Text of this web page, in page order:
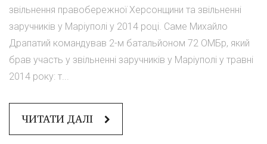
звільнення правобережної Херсонщини та звільненні
заручників у Маріуполі у 2014 році. Саме Михайло
Драпатий командував 2-м батальйоном 72 ОМБр, який
брав участь у звільненні заручників у Маріуполі у травні
2014 року: т...
ЧИТАТИ ДАЛІ